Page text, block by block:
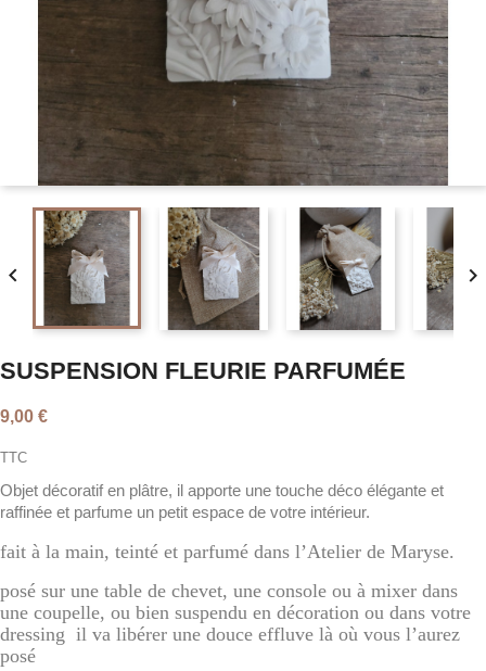
 
SUSPENSION FLEURIE PARFUMÉE
9,00 €
TTC
Objet décoratif en plâtre, il apporte une touche déco élégante et
raffinée et parfume un petit espace de votre intérieur.
fait à la main, teinté et parfumé dans l’Atelier de Maryse.
posé sur une table de chevet, une console ou à mixer dans
une coupelle, ou bien suspendu en décoration ou dans votre
dressing il va libérer une douce effluve là où vous l’aurez
posé